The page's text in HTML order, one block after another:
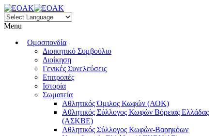
Menu
Ομοσπονδία
Διοικητικό Συμβούλιο
Διοίκηση
Γενικές Συνελεύσεις
Επιτροπές
Ιστορία
Σωματεία
Αθλητικός Όμιλος Κωφών (ΑΟΚ)
Αθλητικός Σύλλογος Κωφών Βόρειας Ελλάδας
(ΑΣΚΒΕ)
Αθλητικός Σύλλογος Κωφών-Βαρηκόων